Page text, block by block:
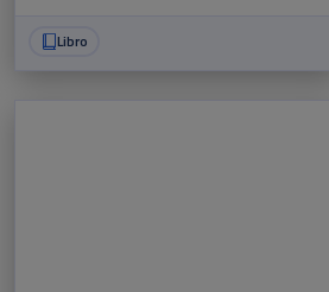
Libro